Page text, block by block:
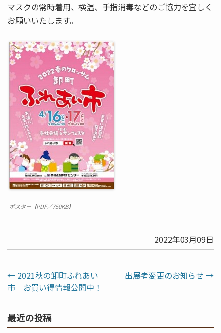
マスクの常時着用、検温、手指消毒などのご協力を宜しく
お願いいたします。
ポスター【PDF／750KB】
2022年03月09日
← 2021秋の卸町ふれあい
市 お買い得情報公開中！
出展者変更のお知らせ →
最近の投稿